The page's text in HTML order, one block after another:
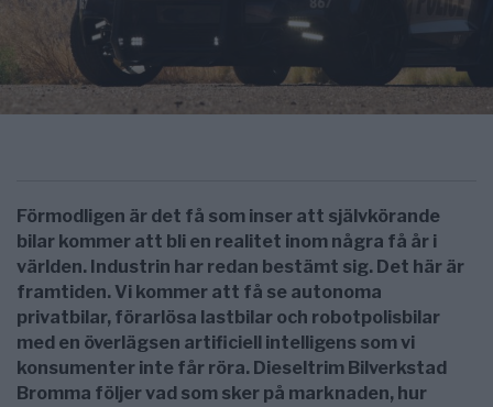
Förmodligen är det få som inser att självkörande
bilar kommer att bli en realitet inom några få år i
världen. Industrin har redan bestämt sig. Det här är
framtiden. Vi kommer att få se autonoma
privatbilar, förarlösa lastbilar och robotpolisbilar
med en överlägsen artificiell intelligens som vi
konsumenter inte får röra. Dieseltrim Bilverkstad
Bromma följer vad som sker på marknaden, hur